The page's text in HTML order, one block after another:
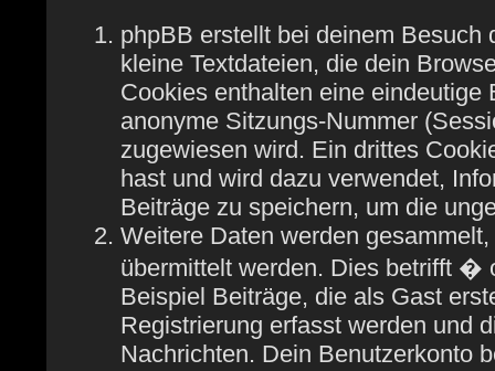
phpBB erstellt bei deinem
kleine Textdateien, die dein
Cookies enthalten eine
anonyme Sitzungs-Nummer
zugewiesen wird. Ein drittes
hast und wird dazu verwendet,
Beiträge zu speichern, um die
Weitere Daten werden
übermittelt werden. Dies betrifft
Beispiel Beiträge, die als Gast
Registrierung erfasst werden und
Nachrichten. Dein Benutzerkonto